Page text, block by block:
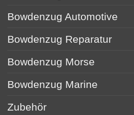
Bowdenzug Automotive
Bowdenzug Reparatur
Bowdenzug Morse
Bowdenzug Marine
Zubehör